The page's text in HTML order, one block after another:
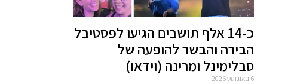
כ-14 אלף תושבים הגיעו לפסטיבל
הבירה והבשר להופעה של
סבלימינל ומרינה (וידאו)
6 באוגוסט 2026